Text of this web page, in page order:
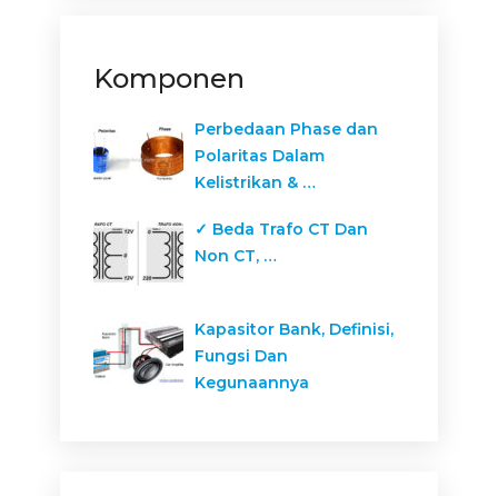
Komponen
Perbedaan Phase dan
Polaritas Dalam
Kelistrikan & …
✓ Beda Trafo CT Dan
Non CT, …
Kapasitor Bank, Definisi,
Fungsi Dan
Kegunaannya